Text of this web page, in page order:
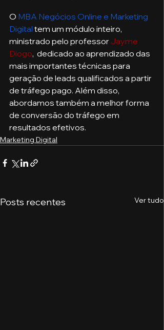
O MBA Negócios Online e Marketing
Digital tem um módulo inteiro,
ministrado pelo professor Jayme
Diogo,  dedicado ao aprendizado das
mais importantes técnicas para
geração de leads qualificados a partir
de tráfego pago. Além disso,
abordamos também a melhor forma
de conversão do tráfego em
resultados efetivos.
Marketing Digital
Posts recentes Ver tudo